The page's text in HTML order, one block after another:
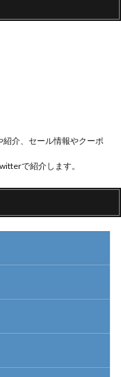
介、セール情報やクーポ
で紹介します。